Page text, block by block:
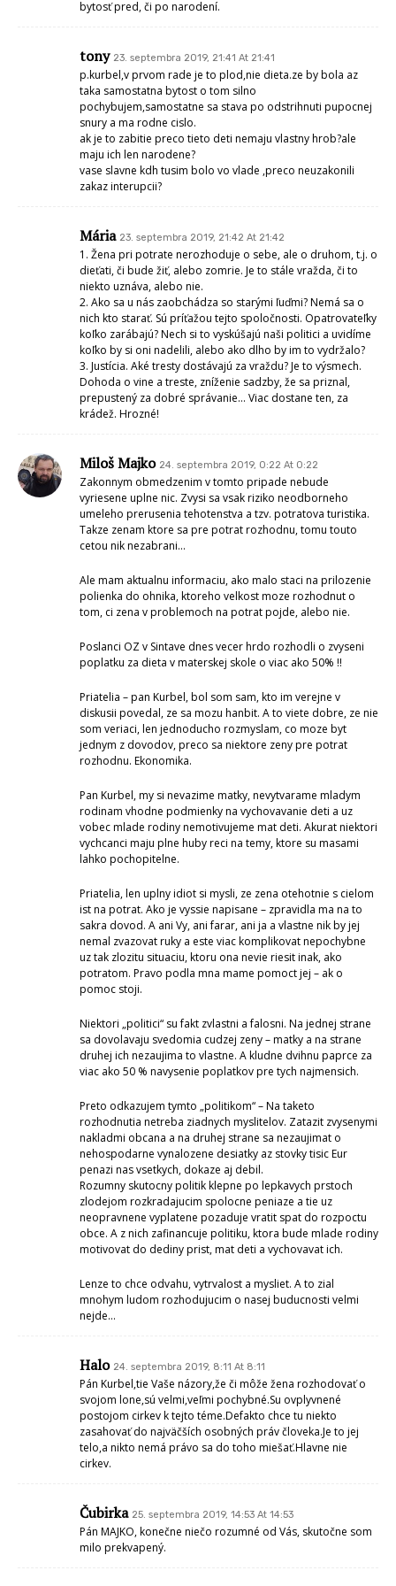
bytosť pred, či po narodení.
tony 23. septembra 2019, 21:41 At 21:41
p.kurbel,v prvom rade je to plod,nie dieta.ze by bola az
taka samostatna bytost o tom silno
pochybujem,samostatne sa stava po odstrihnuti pupocnej
snury a ma rodne cislo.
ak je to zabitie preco tieto deti nemaju vlastny hrob?ale
maju ich len narodene?
vase slavne kdh tusim bolo vo vlade ,preco neuzakonili
zakaz interupcii?
Mária 23. septembra 2019, 21:42 At 21:42
1. Žena pri potrate nerozhoduje o sebe, ale o druhom, t.j. o
dieťati, či bude žiť, alebo zomrie. Je to stále vražda, či to
niekto uznáva, alebo nie.
2. Ako sa u nás zaobchádza so starými ľuďmi? Nemá sa o
nich kto starať. Sú príťažou tejto spoločnosti. Opatrovateľky
koľko zarábajú? Nech si to vyskúšajú naši politici a uvidíme
koľko by si oni nadelili, alebo ako dlho by im to vydržalo?
3. Justícia. Aké tresty dostávajú za vraždu? Je to výsmech.
Dohoda o vine a treste, zníženie sadzby, že sa priznal,
prepustený za dobré správanie… Viac dostane ten, za
krádež. Hrozné!
Miloš Majko 24. septembra 2019, 0:22 At 0:22
Zakonnym obmedzenim v tomto pripade nebude
vyriesene uplne nic. Zvysi sa vsak riziko neodborneho
umeleho prerusenia tehotenstva a tzv. potratova turistika.
Takze zenam ktore sa pre potrat rozhodnu, tomu touto
cetou nik nezabrani…
Ale mam aktualnu informaciu, ako malo staci na prilozenie
polienka do ohnika, ktoreho velkost moze rozhodnut o
tom, ci zena v problemoch na potrat pojde, alebo nie.
Poslanci OZ v Sintave dnes vecer hrdo rozhodli o zvyseni
poplatku za dieta v materskej skole o viac ako 50% !!
Priatelia – pan Kurbel, bol som sam, kto im verejne v
diskusii povedal, ze sa mozu hanbit. A to viete dobre, ze nie
som veriaci, len jednoducho rozmyslam, co moze byt
jednym z dovodov, preco sa niektore zeny pre potrat
rozhodnu. Ekonomika.
Pan Kurbel, my si nevazime matky, nevytvarame mladym
rodinam vhodne podmienky na vychovavanie deti a uz
vobec mlade rodiny nemotivujeme mat deti. Akurat niektori
vychcanci maju plne huby reci na temy, ktore su masami
lahko pochopitelne.
Priatelia, len uplny idiot si mysli, ze zena otehotnie s cielom
ist na potrat. Ako je vyssie napisane – zpravidla ma na to
sakra dovod. A ani Vy, ani farar, ani ja a vlastne nik by jej
nemal zvazovat ruky a este viac komplikovat nepochybne
uz tak zlozitu situaciu, ktoru ona nevie riesit inak, ako
potratom. Pravo podla mna mame pomoct jej – ak o
pomoc stoji.
Niektori „politici“ su fakt zvlastni a falosni. Na jednej strane
sa dovolavaju svedomia cudzej zeny – matky a na strane
druhej ich nezaujima to vlastne. A kludne dvihnu paprce za
viac ako 50 % navysenie poplatkov pre tych najmensich.
Preto odkazujem tymto „politikom“ – Na taketo
rozhodnutia netreba ziadnych myslitelov. Zatazit zvysenymi
nakladmi obcana a na druhej strane sa nezaujimat o
nehospodarne vynalozene desiatky az stovky tisic Eur
penazi nas vsetkych, dokaze aj debil.
Rozumny skutocny politik klepne po lepkavych prstoch
zlodejom rozkradajucim spolocne peniaze a tie uz
neopravnene vyplatene pozaduje vratit spat do rozpoctu
obce. A z nich zafinancuje politiku, ktora bude mlade rodiny
motivovat do dediny prist, mat deti a vychovavat ich.
Lenze to chce odvahu, vytrvalost a mysliet. A to zial
mnohym ludom rozhodujucim o nasej buducnosti velmi
nejde…
Halo 24. septembra 2019, 8:11 At 8:11
Pán Kurbel,tie Vaše názory,že či môže žena rozhodovať o
svojom lone,sú velmi,veľmi pochybné.Su ovplyvnené
postojom cirkev k tejto téme.Defakto chce tu niekto
zasahovať do najväčších osobných práv človeka.Je to jej
telo,a nikto nemá právo sa do toho miešať.Hlavne nie
cirkev.
Čubirka 25. septembra 2019, 14:53 At 14:53
Pán MAJKO, konečne niečo rozumné od Vás, skutočne som
milo prekvapený.